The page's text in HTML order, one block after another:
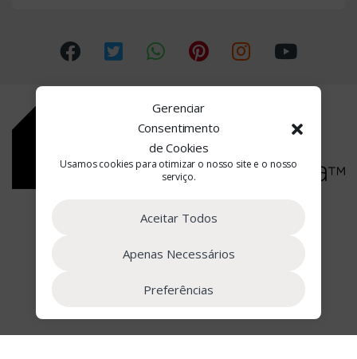
Gerenciar
Consentimento
de Cookies
Usamos cookies para otimizar o nosso site e o nosso
serviço.
Aceitar Todos
Apenas Necessários
Preferências
Estamos à Sua Disposição